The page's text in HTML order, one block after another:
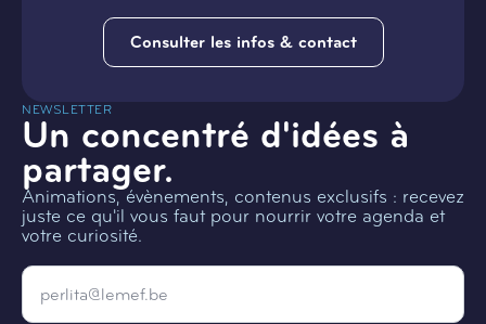
Consulter les infos & contact
NEWSLETTER
Un concentré d'idées à
partager.
Animations, évènements, contenus exclusifs : recevez
juste ce qu'il vous faut pour nourrir votre agenda et
votre curiosité.
Email